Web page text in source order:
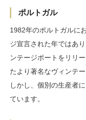
ポルトガル
1982年のポルトガルに
ジ宣言された年ではあ
ンテージポートをリリ
たより著名なヴィンテ
しかし、個別の生産者
ています。